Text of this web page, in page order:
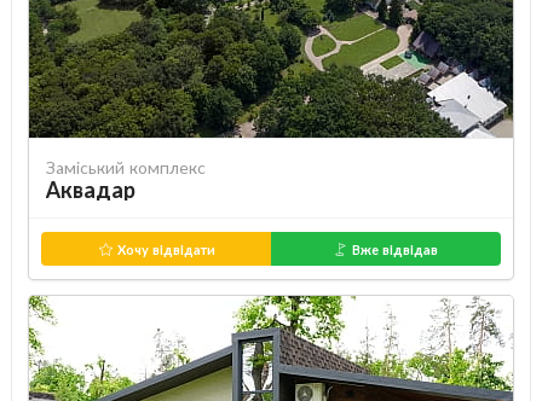
Заміський комплекс
Аквадар
Хочу відвідати Вже відвідав